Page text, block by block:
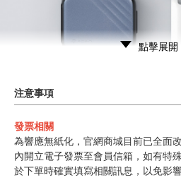
點擊展開
注意事項
發票相關
為響應無紙化，官網商城目前已全面
內開立電子發票至會員信箱，如有特
於下單時確實填寫相關訊息，以免影